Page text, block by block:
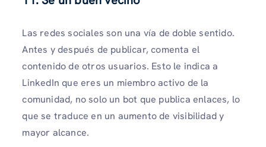
Las redes sociales son una vía de doble sentido.
Antes y después de publicar, comenta el
contenido de otros usuarios. Esto le indica a
LinkedIn que eres un miembro activo de la
comunidad, no solo un bot que publica enlaces, lo
que se traduce en un aumento de visibilidad y
mayor alcance.